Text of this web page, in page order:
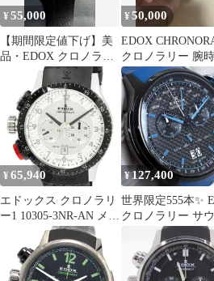
¥55,000
【期間限定値下げ】美
品・EDOX クロノラリ
ー・クロノグラフ ブラ
¥50,000
EDOX
クロノラリー 腕
体
¥ 65,940
エドックス クロノラリ
ー1 10305-3NR-AN メン
¥ 127,400
世界限定555本✨
クロノラリー サ
F1チーム